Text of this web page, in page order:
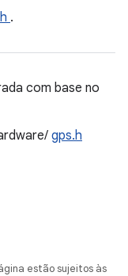
.
com base no
gps.h
estão sujeitos às